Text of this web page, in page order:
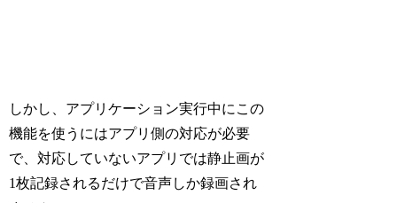
しかし、アプリケーション実行中にこの
機能を使うにはアプリ側の対応が必要
で、対応していないアプリでは静止画が
1枚記録されるだけで音声しか録画され